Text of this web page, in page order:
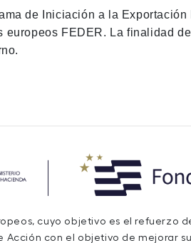
de Iniciación a la
FEDER. La finalidad
cuyo objetivo es el
Acción con el objetivo de